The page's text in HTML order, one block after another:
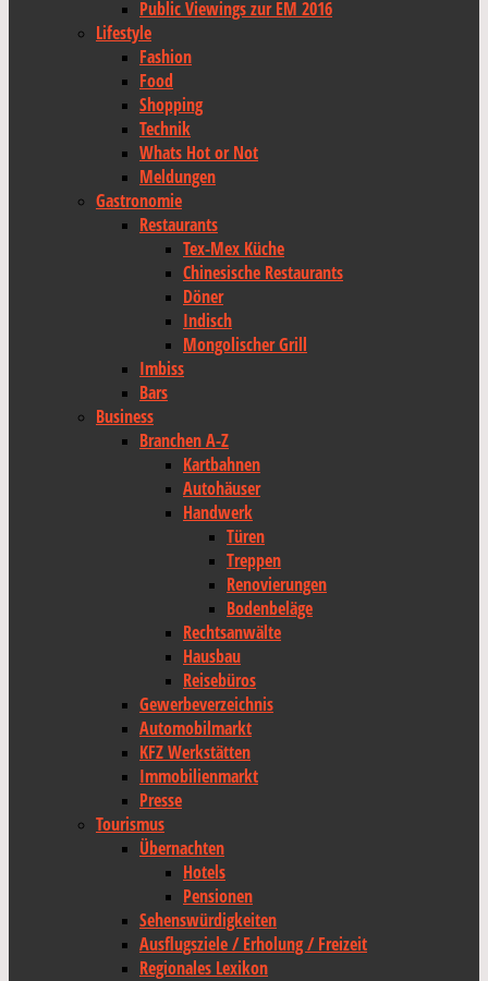
Public Viewings zur EM 2016
Lifestyle
Fashion
Food
Shopping
Technik
Whats Hot or Not
Meldungen
Gastronomie
Restaurants
Tex-Mex Küche
Chinesische Restaurants
Döner
Indisch
Mongolischer Grill
Imbiss
Bars
Business
Branchen A-Z
Kartbahnen
Autohäuser
Handwerk
Türen
Treppen
Renovierungen
Bodenbeläge
Rechtsanwälte
Hausbau
Reisebüros
Gewerbeverzeichnis
Automobilmarkt
KFZ Werkstätten
Immobilienmarkt
Presse
Tourismus
Übernachten
Hotels
Pensionen
Sehenswürdigkeiten
Ausflugsziele / Erholung / Freizeit
Regionales Lexikon